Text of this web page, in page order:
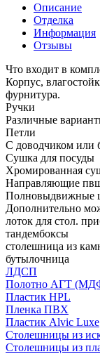
Описание
Отделка
Информация
Отзывы
Что входит в
Корпус,
фурнитура.
Ручки
Различные
Петли
С доводчиком или
Сушка для посуды
Хромированная
Направляющие
Полновыдвижные
Дополнительно
лоток для стол.
тандембоксы
столешница из
бутылочница
ЛДСП
Полотно АГТ
Пластик HPL
Пленка ПВХ
Пластик Alvic Luxe
Столешницы из
Столешницы из